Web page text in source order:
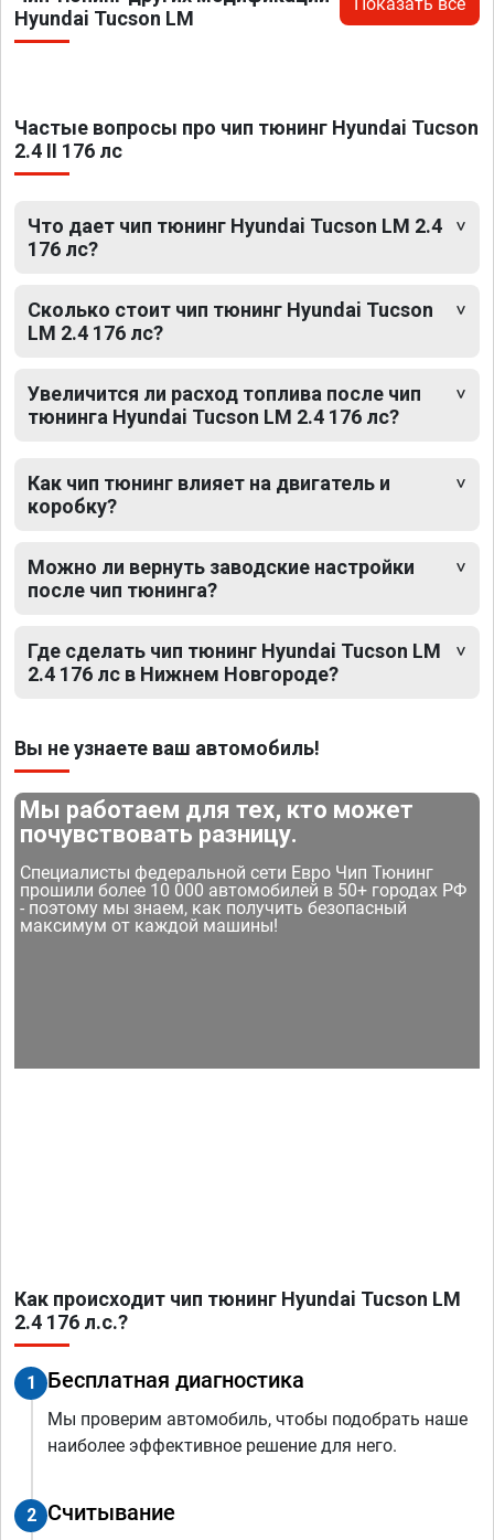
Hyundai Tucson LM
Частые вопросы про чип тюнинг Hyundai Tucson
2.4 II 176 лс
Что дает чип тюнинг Hyundai Tucson LM 2.4
176 лс?
Сколько стоит чип тюнинг Hyundai Tucson
LM 2.4 176 лс?
Увеличится ли расход топлива после чип
тюнинга Hyundai Tucson LM 2.4 176 лс?
Как чип тюнинг влияет на двигатель и
коробку?
Можно ли вернуть заводские настройки
после чип тюнинга?
Где сделать чип тюнинг Hyundai Tucson LM
2.4 176 лс в Нижнем Новгороде?
Вы не узнаете ваш автомобиль!
Мы работаем для тех, кто может
почувствовать разницу.
Специалисты федеральной сети Евро Чип Тюнинг
прошили более 10 000 автомобилей в 50+ городах РФ
- поэтому мы знаем, как получить безопасный
максимум от каждой машины!
Как происходит чип тюнинг Hyundai Tucson LM
2.4 176 л.с.?
1 Бесплатная диагностика
Мы проверим автомобиль, чтобы подобрать наше
наиболее эффективное решение для него.
2 Считывание